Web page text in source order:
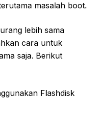
masalah boot.
lebih sama
cara untuk
saja. Berikut
Flashdisk